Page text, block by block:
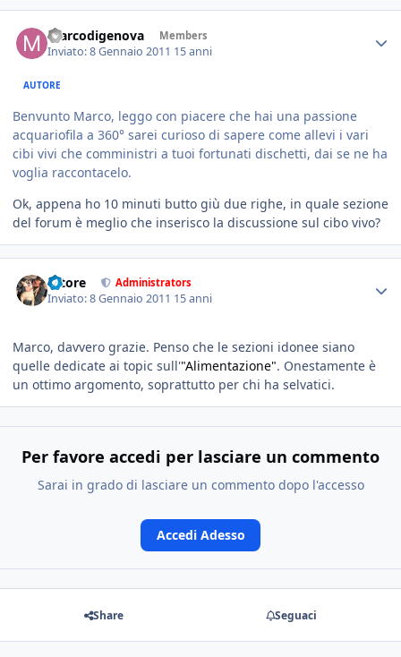
marcodigenova Members
Inviato:8 Gennaio 2011 15 anni
AUTORE
Benvunto Marco, leggo con piacere che hai una passione
acquariofila a 360° sarei curioso di sapere come allevi i vari
cibi vivi che comministri a tuoi fortunati dischetti, dai se ne ha
voglia raccontacelo.
Ok, appena ho 10 minuti butto giù due righe, in quale sezione
del forum è meglio che inserisco la discussione sul cibo vivo?
tatore Administrators
Inviato:8 Gennaio 2011 15 anni
Marco, davvero grazie. Penso che le sezioni idonee siano
quelle dedicate ai topic sull'"Alimentazione". Onestamente è
un ottimo argomento, soprattutto per chi ha selvatici.
Per favore accedi per lasciare un commento
Sarai in grado di lasciare un commento dopo l'accesso
Accedi Adesso
Share Seguaci